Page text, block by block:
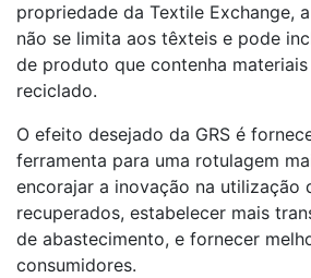
propriedade da Textile Exchange,
não se limita aos têxteis e pode
de produto que contenha
reciclado.
O efeito desejado da GRS é
ferramenta para uma rotulagem
encorajar a inovação na utilização
recuperados, estabelecer mais
de abastecimento, e fornecer
consumidores.